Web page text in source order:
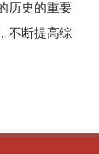
历史的重要
不断提高综